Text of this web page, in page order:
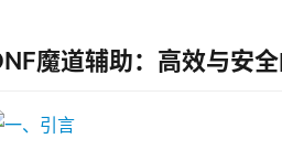
魔道辅助：高效与安